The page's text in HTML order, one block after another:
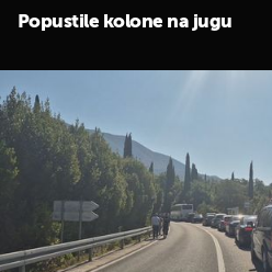
Popustile kolone na jugu